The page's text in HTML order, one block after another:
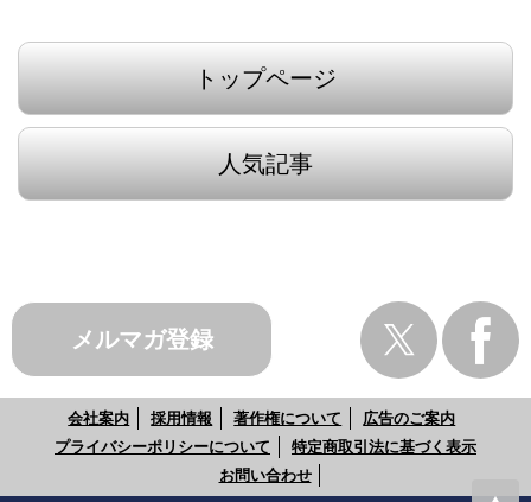
トップページ
人気記事
メルマガ登録
会社案内 採用情報 著作権について
広告のご案内
プライバシーポリシーについて
特定商取引法に基づく表示
お問い合わせ